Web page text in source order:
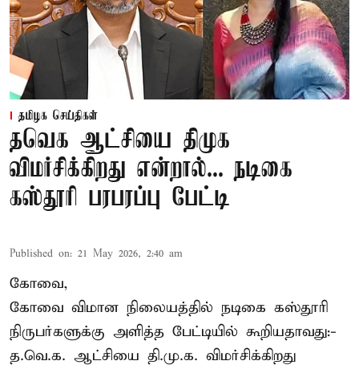
தமிழக செய்திகள்
தவெக ஆட்சியை திமுக
விமர்சிக்கிறது என்றால்... நடிகை
கஸ்தூரி பரபரப்பு பேட்டி
Published on: 21 May 2026, 2:40 am
கோவை,
கோவை விமான நிலையத்தில் நடிகை கஸ்தூரி
நிருபர்களுக்கு அளித்த பேட்டியில் கூறியதாவது:-
த.வெ.க. ஆட்சியை தி.மு.க. விமர்சிக்கிறது